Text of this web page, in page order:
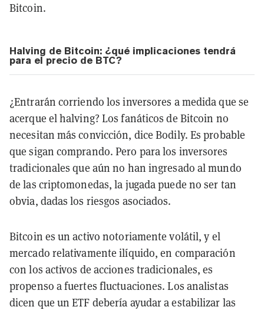
Bitcoin.
Halving de Bitcoin: ¿qué implicaciones tendrá
para el precio de BTC?
¿Entrarán corriendo los inversores a medida que se
acerque el halving? Los fanáticos de Bitcoin no
necesitan más convicción, dice Bodily. Es probable
que sigan comprando. Pero para los inversores
tradicionales que aún no han ingresado al mundo
de las criptomonedas, la jugada puede no ser tan
obvia, dadas los riesgos asociados.
Bitcoin es un activo notoriamente volátil, y el
mercado relativamente ilíquido, en comparación
con los activos de acciones tradicionales, es
propenso a fuertes fluctuaciones. Los analistas
dicen que un ETF debería ayudar a estabilizar las